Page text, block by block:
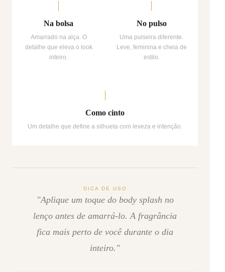
Na bolsa
Amarrado na alça. O
detalhe que eleva o look
inteiro.
No pulso
Uma pulseira diferente.
Leve, feminina e cheia de
estilo.
Como cinto
Um detalhe que define a silhueta com leveza e intenção.
DICA DE USO
"Aplique um toque do body splash no
lenço antes de amarrá-lo. A fragrância
fica mais perto de você durante o dia
inteiro."